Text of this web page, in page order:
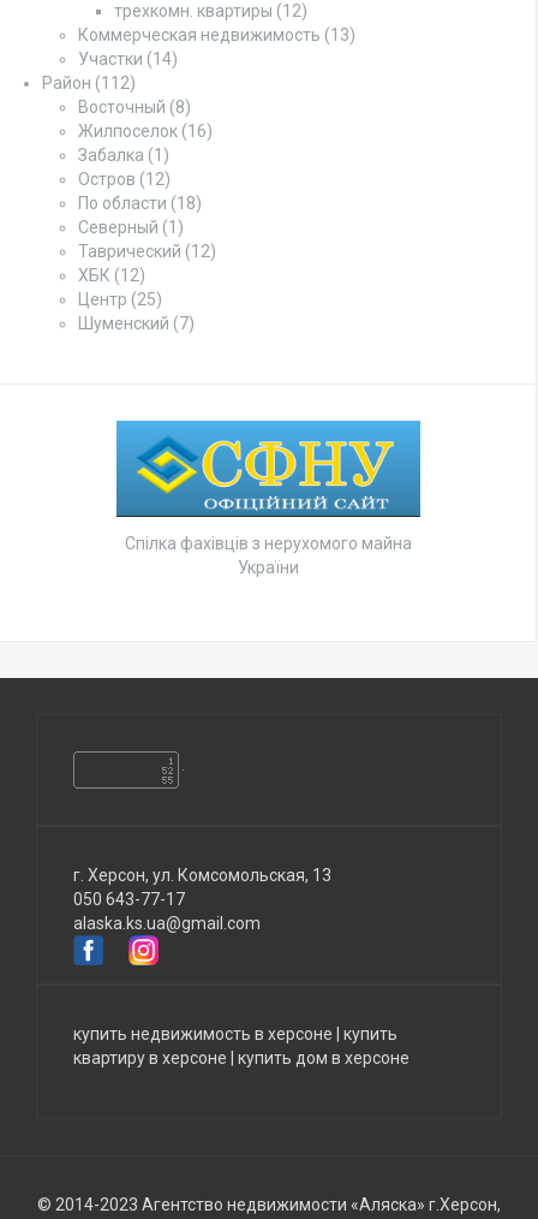
трехкомн. квартиры (12)
Коммерческая недвижимость (13)
Участки (14)
Район (112)
Восточный (8)
Жилпоселок (16)
Забалка (1)
Остров (12)
По области (18)
Северный (1)
Таврический (12)
ХБК (12)
Центр (25)
Шуменский (7)
Спілка фахівців з нерухомого майна
України
г. Херсон, ул. Комсомольская, 13
050 643-77-17
alaska.ks.ua@gmail.com
купить недвижимость в херсоне
купить
квартиру в херсоне
купить дом в херсоне
© 2014-2023 Агентство недвижимости «Аляска» г.Херсон,